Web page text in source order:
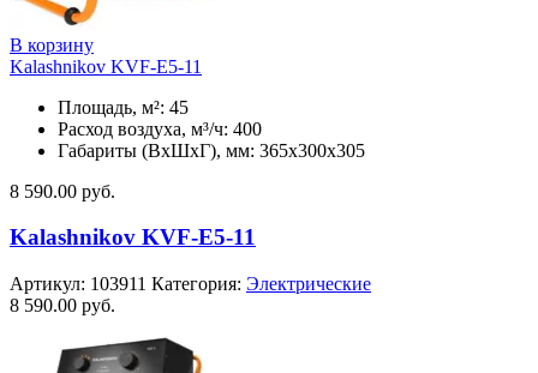
В корзину
Kalashnikov KVF-E5-11
Площадь, м²: 45
Расход воздуха, м³/ч: 400
Габариты (ВхШхГ), мм: 365x300x305
8 590.00 руб.
Kalashnikov KVF-E5-11
Артикул: 103911 Категория: Электрические
8 590.00 руб.